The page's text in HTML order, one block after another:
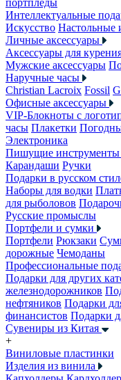
портпледы
Интеллектуальные
Искусство Настольные
Личные аксессуары
Аксессуары для
Мужские аксессуары
Наручные часы
Christian Lacroix Fossil
Офисные аксессуары
VIP-Блокноты с
часы Плакетки
Электроника
Пишущие инструменты
Карандаши Ручки
Подарки в русском
Наборы для водки
для рыболовов
Русские промыслы
Портфели и сумки
Портфели Рюкзаки
дорожные Чемоданы
Профессиональные
Подарки для других
железнодорожников
нефтяников Подарки
финансистов Подарки
Сувениры из Китая
+
Виниловые пластинки
Изделия из винила